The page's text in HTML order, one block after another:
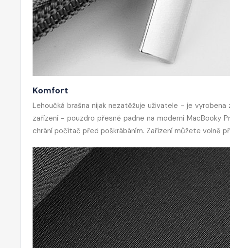
Komfort
Lehoučká brašna nijak nezatěžuje uživatele - je
zařízení - pouzdro přesně padne na moderní MacBooky
chrání počítač před poškrábáním. Zařízení můžete volně